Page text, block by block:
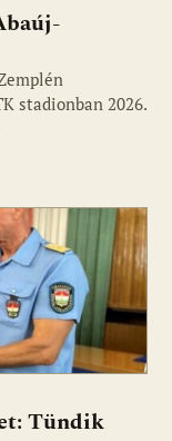
stadionban 2026.
Tündik